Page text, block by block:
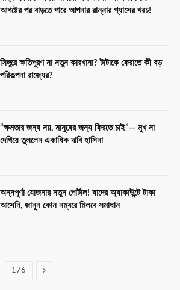
আগষ্টের পর বাড়তে পারে আপনার রান্নার গ্যাসের খরচ!
সিঙ্গুরে ক্ষতিপূরণ না নতুন কারখানা? টাটাকে ফেরাতে কী বড়
পরিকল্পনা রাজ্যের?
“ক্ষমতার জন্য নয়, মানুষের জন্য ফিরতে চাই”— মুখ না
দেখিয়ে তুললেন একাধিক দাবি হাসিনা
অন্নপূর্ণা যোজনার নতুন পোর্টাল! যাদের অ্যাকাউন্টে টাকা
আসেনি, জানুন কোন নম্বরে মিলবে সমাধান
176 Next